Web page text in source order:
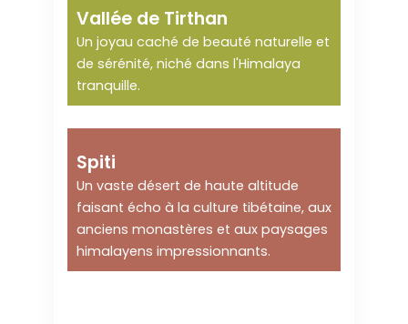
vacances insolites
Vallée de Tirthan
Un joyau caché de beauté naturelle et
de sérénité, niché dans l'Himalaya
tranquille.
Spiti
Un vaste désert de haute altitude
faisant écho à la culture tibétaine, aux
anciens monastères et aux paysages
himalayens impressionnants.